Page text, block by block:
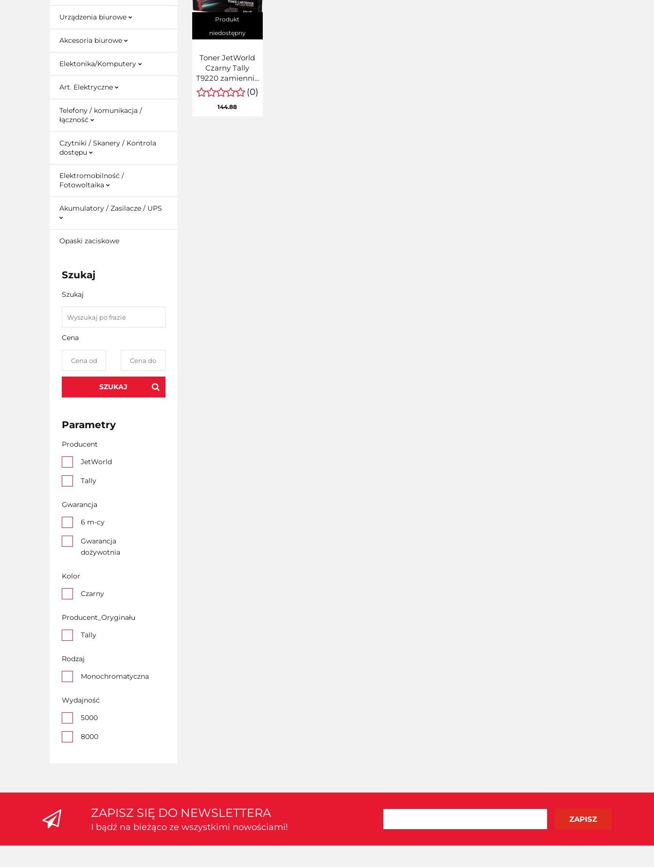
Urządzenia biurowe
Akcesoria biurowe
Elektonika/Komputery
Art. Elektryczne
Telefony / komunikacja /
łączność
Czytniki / Skanery / Kontrola
dostępu
Elektromobilność /
Fotowoltaika
Akumulatory / Zasilacze / UPS
Opaski zaciskowe
Szukaj
Szukaj
Cena
SZUKAJ
Parametry
Producent
JetWorld
Tally
Gwarancja
6 m-cy
Gwarancja
dożywotnia
Kolor
Czarny
Producent_Oryginału
Tally
Rodzaj
Monochromatyczna
Wydajność
5000
8000
Produkt
niedostępny
Toner JetWorld
Czarny Tally
T9220 zamiennik
043320
(0)
144.88
ZAPISZ SIĘ DO NEWSLETTERA
I bądź na bieżąco ze wszystkimi nowościami!